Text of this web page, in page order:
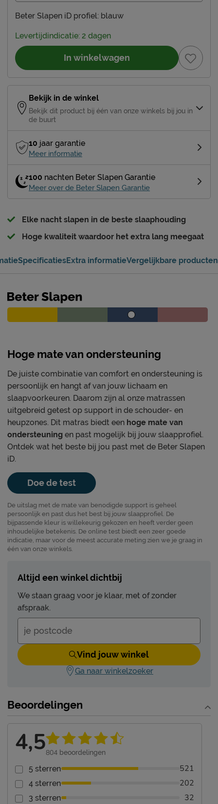
Beter Slapen iD profiel: blauw
Levertijdindicatie: 2 dagen
In winkelwagen
Bekijk in de winkel
Bekijk dit product bij één van onze winkels bij jou in
de buurt
10 jaar garantie
Meer informatie
100 nachten Beter Slapen Garantie
Meer over de Beter Slapen Garantie
Elke nacht slapen in de beste slaaphouding
Hoge kwaliteit waardoor het extra lang meegaat
SpecificatiesExtra informatieVergelijkbare producten
Hoge mate van ondersteuning
De juiste combinatie van comfort en ondersteuning is
persoonlijk en hangt af van jouw lichaam en
slaapvoorkeuren. Daarom zijn al onze matrassen
uitgebreid getest op support in de schouder- en
heupzones. Dit matras biedt een hoge mate van
ondersteuning en past mogelijk bij jouw slaapprofiel.
Ontdek wat het beste bij jou past met de Beter Slapen
iD.
Doe de test
De uitslag met de mate van benodigde support is geheel
persoonlijk en past dus het best bij jouw slaapprofiel. De
bijpassende kleur is willekeurig gekozen en heeft verder geen
inhoudelijke betekenis. De online test biedt een zeer goede
indicatie, maar voor de meest accurate meting zien we je graag in
één van onze winkels.
Altijd een winkel dichtbij
We staan graag voor je klaar, met of zonder
afspraak.
Vind jouw winkel
Ga naar winkelzoeker
Beoordelingen
4,5804 beoordelingen
5 sterren 521
4 sterren 202
3 sterren 32